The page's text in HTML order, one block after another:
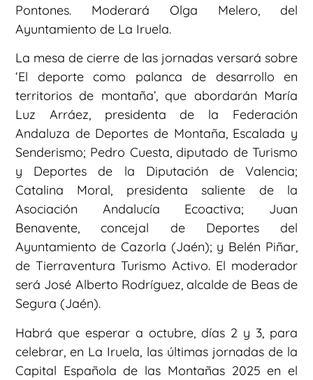
Pontones. Moderará Olga Melero, del
Ayuntamiento de La Iruela.
La mesa de cierre de las jornadas versará sobre
‘El deporte como palanca de desarrollo en
territorios de montaña’, que abordarán María
Luz Arráez, presidenta de la Federación
Andaluza de Deportes de Montaña, Escalada y
Senderismo; Pedro Cuesta, diputado de Turismo
y Deportes de la Diputación de Valencia;
Catalina Moral, presidenta saliente de la
Asociación Andalucía Ecoactiva; Juan
Benavente, concejal de Deportes del
Ayuntamiento de Cazorla (Jaén); y Belén Piñar,
de Tierraventura Turismo Activo. El moderador
será José Alberto Rodríguez, alcalde de Beas de
Segura (Jaén).
Habrá que esperar a octubre, días 2 y 3, para
celebrar, en La Iruela, las últimas jornadas de la
Capital Española de las Montañas 2025 en el